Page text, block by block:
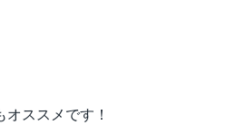
ススメです！